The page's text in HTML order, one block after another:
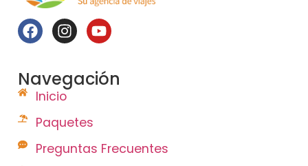
Navegación
Inicio
Paquetes
Preguntas Frecuentes